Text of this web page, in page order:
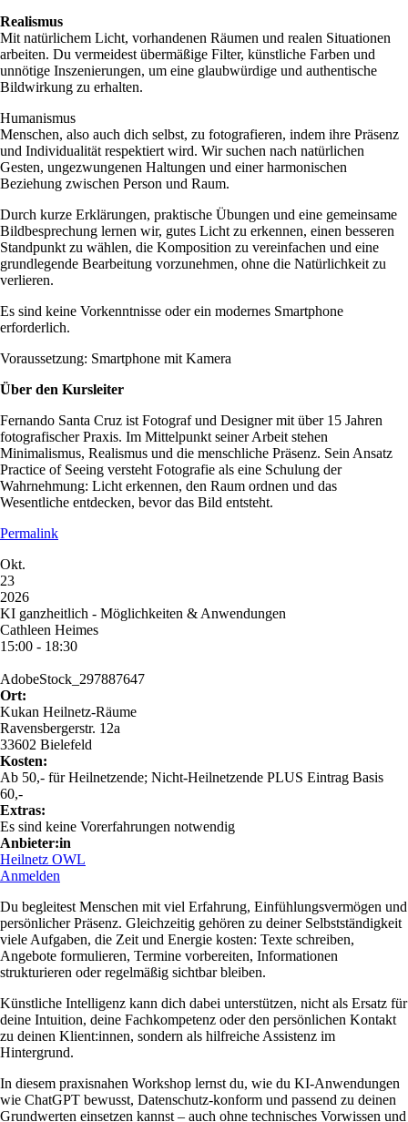
Realismus
Mit natürlichem Licht, vorhandenen Räumen und realen Situationen
arbeiten. Du vermeidest übermäßige Filter, künstliche Farben und
unnötige Inszenierungen, um eine glaubwürdige und authentische
Bildwirkung zu erhalten.
Humanismus
Menschen, also auch dich selbst, zu fotografieren, indem ihre Präsenz
und Individualität respektiert wird. Wir suchen nach natürlichen
Gesten, ungezwungenen Haltungen und einer harmonischen
Beziehung zwischen Person und Raum.
Durch kurze Erklärungen, praktische Übungen und eine gemeinsame
Bildbesprechung lernen wir, gutes Licht zu erkennen, einen besseren
Standpunkt zu wählen, die Komposition zu vereinfachen und eine
grundlegende Bearbeitung vorzunehmen, ohne die Natürlichkeit zu
verlieren.
Es sind keine Vorkenntnisse oder ein modernes Smartphone
erforderlich.
Voraussetzung: Smartphone mit Kamera
Über den Kursleiter
Fernando Santa Cruz ist Fotograf und Designer mit über 15 Jahren
fotografischer Praxis. Im Mittelpunkt seiner Arbeit stehen
Minimalismus, Realismus und die menschliche Präsenz. Sein Ansatz
Practice of Seeing versteht Fotografie als eine Schulung der
Wahrnehmung: Licht erkennen, den Raum ordnen und das
Wesentliche entdecken, bevor das Bild entsteht.
Permalink
Okt.
23
2026
KI ganzheitlich - Möglichkeiten & Anwendungen
Cathleen Heimes
15:00 - 18:30
AdobeStock_297887647
Ort:
Kukan Heilnetz-Räume
Ravensbergerstr. 12a
33602 Bielefeld
Kosten:
Ab 50,- für Heilnetzende; Nicht-Heilnetzende PLUS Eintrag Basis
60,-
Extras:
Es sind keine Vorerfahrungen notwendig
Anbieter:in
Heilnetz OWL
Anmelden
Du begleitest Menschen mit viel Erfahrung, Einfühlungsvermögen und
persönlicher Präsenz. Gleichzeitig gehören zu deiner Selbstständigkeit
viele Aufgaben, die Zeit und Energie kosten: Texte schreiben,
Angebote formulieren, Termine vorbereiten, Informationen
strukturieren oder regelmäßig sichtbar bleiben.
Künstliche Intelligenz kann dich dabei unterstützen, nicht als Ersatz für
deine Intuition, deine Fachkompetenz oder den persönlichen Kontakt
zu deinen Klient:innen, sondern als hilfreiche Assistenz im
Hintergrund.
In diesem praxisnahen Workshop lernst du, wie du KI-Anwendungen
wie ChatGPT bewusst, Datenschutz-konform und passend zu deinen
Grundwerten einsetzen kannst – auch ohne technisches Vorwissen und